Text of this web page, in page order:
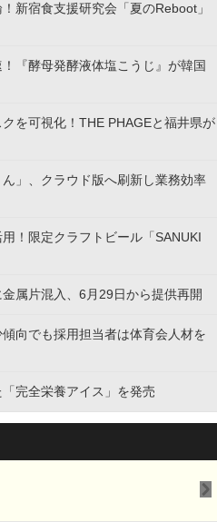
新宿食支援研究会「夏のReboot」
『酵母発酵液体塩こうじ』が韓国
を可視化！THE PHAGEと福井県が
」、クラウド版へ刷新し業務効率
！限定クラフトビール「SANUKI
属片混入、6月29日から提供再開
向でも採用担当者は体育会人材を
完全栄養アイス」を発売